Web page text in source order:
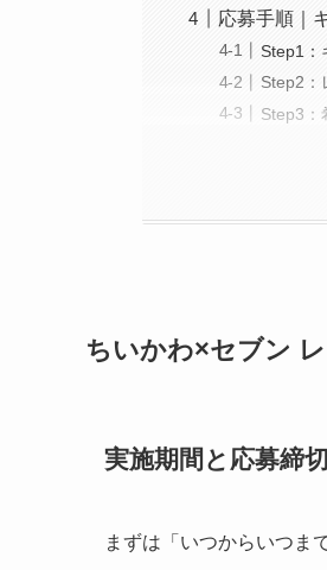
応募手順｜
Step1：
Step2：
Step3：
ちいかわ×セブン
実施期間と応募締切
まずは「いつからいつま